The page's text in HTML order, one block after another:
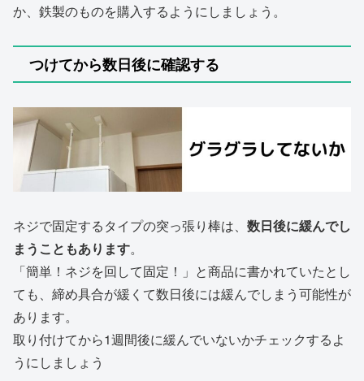
か、鉄製のものを購入するようにしましょう。
つけてから数日後に確認する
ネジで固定するタイプの突っ張り棒は、 数日後に緩んでし
まうこともあります。
「簡単！ネジを回して固定！」と商品に書かれていたとし
ても、締め具合が緩くて数日後には緩んでしまう可能性が
あります。
取り付けてから1週間後に緩んでいないかチェックするよ
うにしましょう